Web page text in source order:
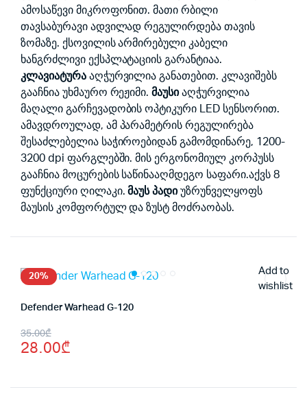
ამოსაწევი მიკროფონით. მათი რბილი
თავსაბურავი ადვილად რეგულირდება თავის
ზომაზე. ქსოვილის არმირებული კაბელი
ხანგრძლივი ექსპლატაციის გარანტიაა.
კლავიატურა აღჭურვილია განათებით. კლავიშებს
გააჩნია უხმაურო რეჟიმი.მაუსიაღჭურვილია
მაღალი გარჩევადობის ოპტიკური LED სენსორით.
ამავდროულად, ამ პარამეტრის რეგულირება
შესაძლებელია საჭიროებიდან გამომდინარე, 1200-
3200 dpi ფარგლებში. მის ერგონომიულ კორპუსს
გააჩნია მოცურების საწინააღმდეგო საფარი.აქვს 8
ფუნქციური ღილაკი.მაუს პადიუზრუნველყოფს
მაუსის კომფორტულ და ზუსტ მოძრაობას.
20%
Add to
wishlist
Defender Warhead G-120
35.00₾
Original
price
28.00₾
Current
price